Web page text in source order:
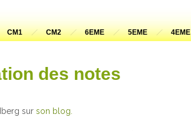
CM1 CM2 6EME 5EME 4EME
des notes
surson blog.